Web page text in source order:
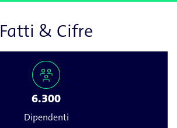
Fatti & Cifre
6.300
Dipendenti